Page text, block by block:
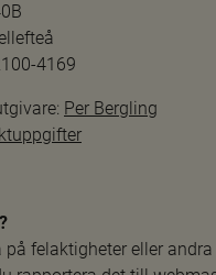
4169
Per Bergling
på felaktigheter eller